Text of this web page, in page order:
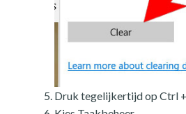
Druk tegelijkertijd op Ctrl